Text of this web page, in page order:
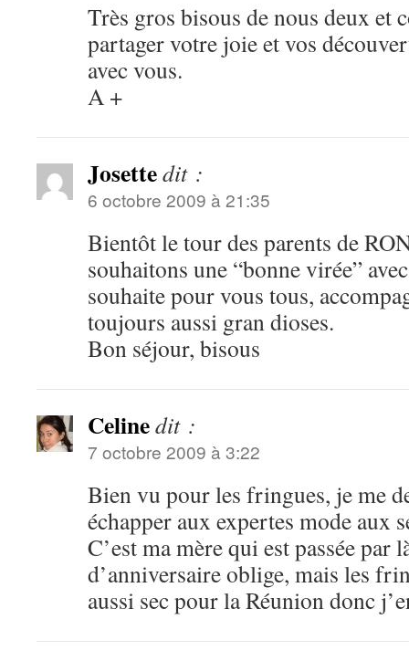
Très gros bisous de nous deux et
partager votre joie et vos
avec vous.
A +
Josettedit :
6 octobre 2009 à 21:35
Bientôt le tour des parents de
souhaitons une “bonne virée”
souhaite pour vous tous,
toujours aussi gran dioses.
Bon séjour, bisous
Celinedit :
7 octobre 2009 à 3:22
Bien vu pour les fringues, je me
échapper aux expertes mode aux
C’est ma mère qui est passée par
d’anniversaire oblige, mais les
aussi sec pour la Réunion donc